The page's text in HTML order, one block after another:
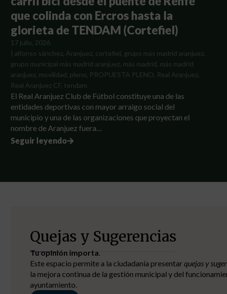
que colinda con Ercros hasta la
glorieta de TENDAM (Cortefiel)
17 julio, 2026
| alfonso sánchez Aranjuez cortefiel grupo más madrid aranjuez
grupo municipal más madrid aranjuez más madrid más madrid
aranjuez movilidad pleno PROPUESTA PLENO Real Aranjuez
Real Aranjuez CF, tendam
El Real Aranjuez Club de Fútbol constituye una de las
entidades deportivas con mayor arraigo social del
municipio y una de las organizaciones que proyectan el
nombre de Aranjuez fuera…
Seguir leyendo
Capacitación digital
Cursos formativos
Mejora tus capacidades.
Ver más